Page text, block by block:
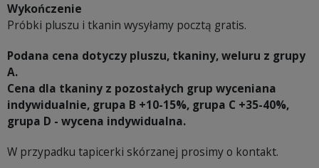
Wykończenie
Próbki pluszu i tkanin wysyłamy pocztą gratis.
Podana cena dotyczy pluszu, tkaniny, weluru z grupy
A.
Cena dla tkaniny z pozostałych grup wyceniana
indywidualnie, grupa B +10-15%, grupa C +35-40%,
grupa D - wycena indywidualna.
W przypadku tapicerki skórzanej prosimy o kontakt.